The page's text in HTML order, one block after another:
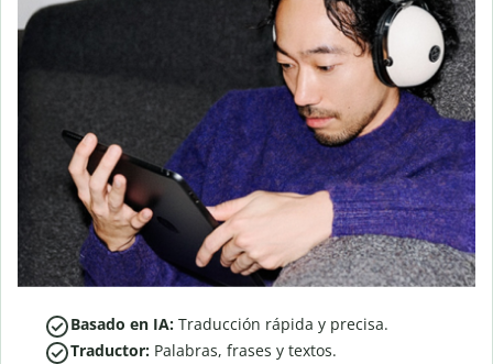
Basado en IA: Traducción rápida y precisa.
Traductor: Palabras, frases y textos.